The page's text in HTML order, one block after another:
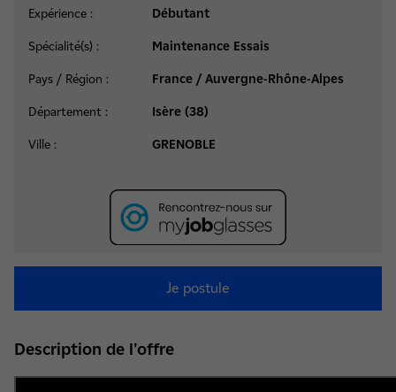
Expérience : Débutant
Spécialité(s) : Maintenance Essais
Pays / Région : France / Auvergne-Rhône-Alpes
Département : Isère (38)
Ville : GRENOBLE
Je postule
Description de l'offre